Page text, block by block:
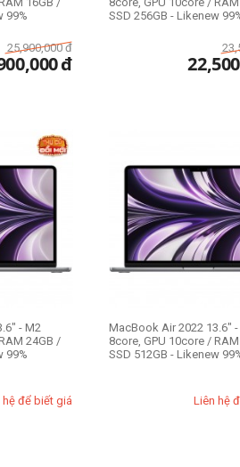
99%
25,900,000 đ
đ
SSD 256GB - Likenew
- M2
24GB /
99%
hệ để biết giá
MacBook Air 2022 13.6" -
8core, GPU 10core /
SSD 512GB - Likenew
Liên hệ